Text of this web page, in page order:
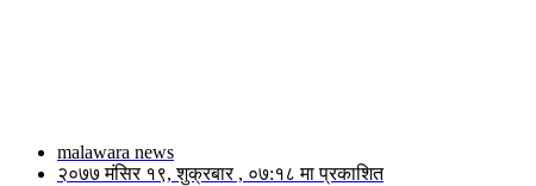
malawara news
२०७७ मंसिर १९, शुक्रबार , ०७:१८ मा प्रकाशित